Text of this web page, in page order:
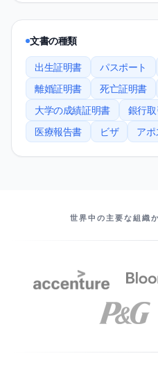
文書の種類
出生証明書 パスポート
離婚証明書
死亡証明書
大学の成績証明書
銀行
医療報告書
ビザ アポ
当社のパートナー世界中の主要な組織